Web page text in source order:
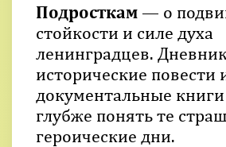
Подросткам — о
стойкости и силе духа
ленинградцев.
исторические повести
документальные
глубже понять те
героические дни.